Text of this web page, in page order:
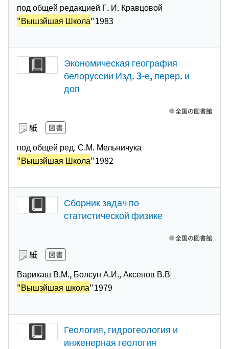
под общей редакцией Г. И. Кравцовой
"Вышзйшая Школа"1983
Экономическая география
белоруссии Изд. 3-е, перер. и
доп
紙 図書
под общей ред. С.М. Мельничука
"Вышзйшая Школа"1982
全国の図書館
Сборник задач по
статистической физике
紙 図書
Варикаш В.М., Болсун А.И., Аксенов В.В
"Вышзйшая школа"1979
全国の図書館
Геология, гидрогеология и
инженерная геология